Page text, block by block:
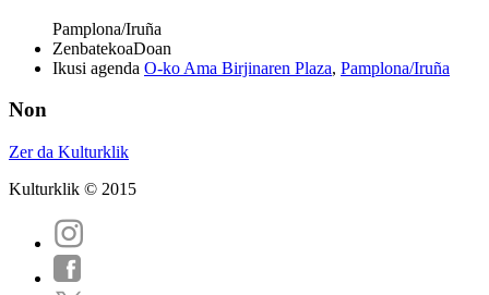
Pamplona/Iruña
ZenbatekoaDoan
Ikusi agenda O-ko Ama Birjinaren Plaza, Pamplona/Iruña
Non
Zer da Kulturklik
Kulturklik © 2015